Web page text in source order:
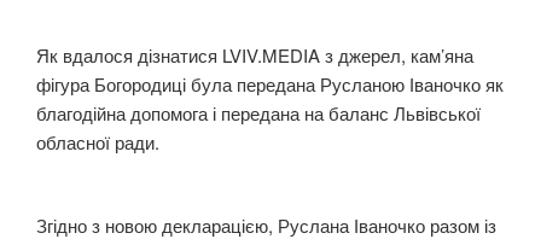
Як вдалося дізнатися LVIV.MEDIA з джерел, кам’яна
фігура Богородиці була передана Русланою Іваночко як
благодійна допомога і передана на баланс Львівської
обласної ради.
Згідно з новою декларацією, Руслана Іваночко разом із